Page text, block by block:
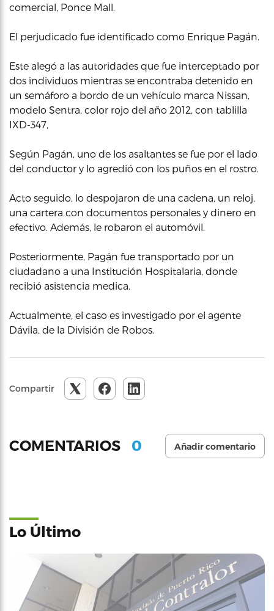
comercial, Ponce Mall.
El perjudicado fue identificado como Enrique Pagán.
Este alegó a las autoridades que fue interceptado por
dos individuos mientras se encontraba detenido en
un semáforo a bordo de un vehículo marca Nissan,
modelo Sentra, color rojo del año 2012, con tablilla
IXD-347,
Según Pagán, uno de los asaltantes se fue por el lado
del conductor y lo agredió con los puños en el rostro.
Acto seguido, lo despojaron de una cadena, un reloj,
una cartera con documentos personales y dinero en
efectivo. Además, le robaron el automóvil.
Posteriormente, Pagán fue transportado por un
ciudadano a una Institución Hospitalaria, donde
recibió asistencia medica.
Actualmente, el caso es investigado por el agente
Dávila, de la División de Robos.
Compartir
COMENTARIOS 0 Añadir comentario
Lo Último